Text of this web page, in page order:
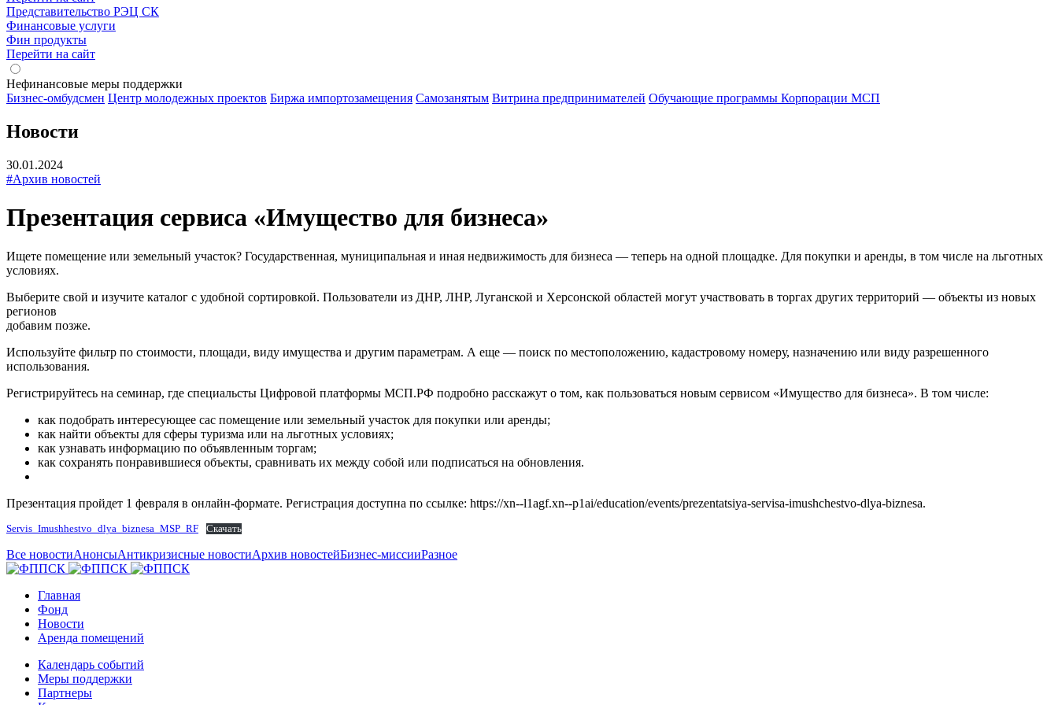
Представительство РЭЦ СК
Финансовые услуги
Фин продукты
Перейти на сайт
Нефинансовые меры поддержки
Бизнес-омбудсмен Центр молодежных проектов Биржа импортозамещения Cамозанятым Витрина предпринимателей Обучающие программы Корпорации МСП
Новости
30.01.2024
#Архив новостей
Презентация сервиса «Имущество для бизнеса»
Ищете помещение или земельный участок? Государственная, муниципальная и иная недвижимость для бизнеса — теперь на одной площадке. Для покупки и аренды, в том числе на льготных
условиях.
Выберите свой и изучите каталог с удобной сортировкой. Пользователи из ДНР, ЛНР, Луганской и Херсонской областей могут участвовать в торгах других территорий — объекты из новых
регионов
добавим позже.
Используйте фильтр по стоимости, площади, виду имущества и другим параметрам. А еще — поиск по местоположению, кадастровому номеру, назначению или виду разрешенного
использования.
Регистрируйтесь на семинар, где специальсты Цифровой платформы МСП.РФ подробно расскажут о том, как пользоваться новым сервисом «Имущество для бизнеса». В том числе:
как подобрать интересующее сас помещение или земельный участок для покупки или аренды;
как найти объекты для сферы туризма или на льготных условиях;
как узнавать информацию по объявленным торгам;
как сохранять понравившиеся объекты, сравнивать их между собой или подписаться на обновления.
Презентация пройдет 1 февраля в онлайн-формате. Регистрация доступна по ссылке: https://xn--l1agf.xn--p1ai/education/events/prezentatsiya-servisa-imushchestvo-dlya-biznesa.
Servis_Imushhestvo_dlya_biznesa_MSP_RF Скачать
Все новостиАнонсыАнтикризисные новостиАрхив новостейБизнес-миссииРазное
Главная
Фонд
Новости
Аренда помещений
Календарь событий
Меры поддержки
Партнеры